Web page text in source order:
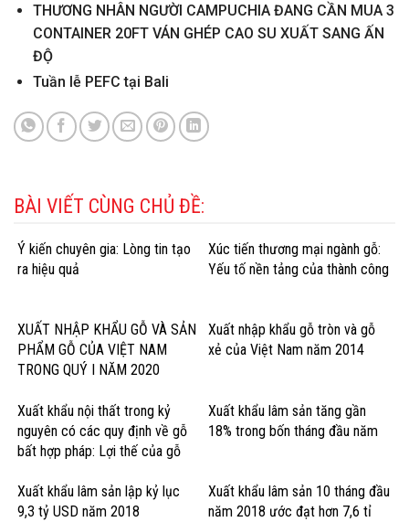
THƯƠNG NHÂN NGƯỜI CAMPUCHIA ĐANG CẦN MUA 3
CONTAINER 20FT VÁN GHÉP CAO SU XUẤT SANG ẤN
ĐỘ
Tuần lễ PEFC tại Bali
BÀI VIẾT CÙNG CHỦ ĐỀ:
Ý kiến chuyên gia: Lòng tin tạo
ra hiệu quả
Xúc tiến thương mại ngành gỗ:
Yếu tố nền tảng của thành công
XUẤT NHẬP KHẨU GỖ VÀ SẢN
PHẨM GỖ CỦA VIỆT NAM
TRONG QUÝ I NĂM 2020
Xuất nhập khẩu gỗ tròn và gỗ
xẻ của Việt Nam năm 2014
Xuất khẩu nội thất trong kỷ
nguyên có các quy định về gỗ
bất hợp pháp: Lợi thế của gỗ
Xuất khẩu lâm sản tăng gần
18% trong bốn tháng đầu năm
Xuất khẩu lâm sản lập kỷ lục
9,3 tỷ USD năm 2018
Xuất khẩu lâm sản 10 tháng đầu
năm 2018 ước đạt hơn 7,6 tỉ